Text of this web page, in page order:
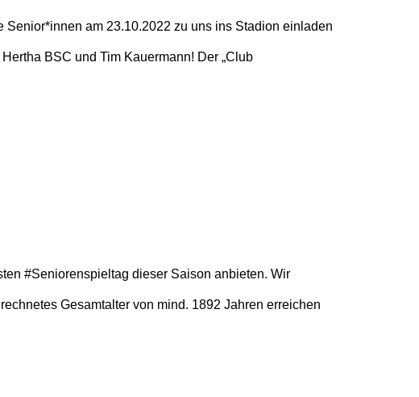
am 23.10.2022 zu uns ins Stadion einladen
BSC und Tim Kauermann! Der „Club
#Seniorenspieltag dieser Saison anbieten. Wir
Gesamtalter von mind. 1892 Jahren erreichen